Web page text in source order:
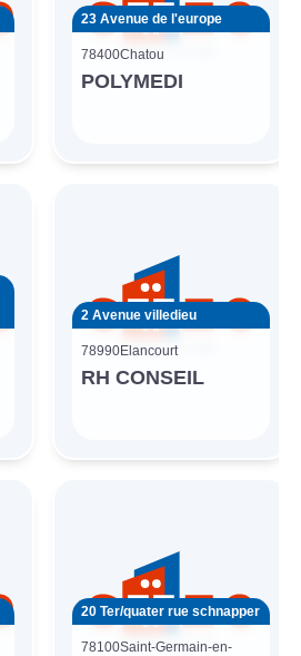
23 Avenue de l'europe
78400Chatou
POLYMEDI
2 Avenue villedieu
78990Elancourt
RH CONSEIL
20 Ter/quater rue schnapper
78100Saint-Germain-en-